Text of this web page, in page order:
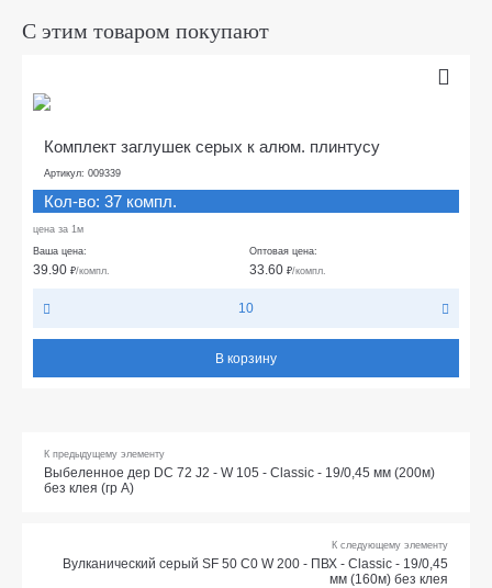
С этим товаром покупают
Комплект заглушек серых к алюм. плинтусу
Артикул: 009339
Кол-во: 37 компл.
цена за 1м
Ваша цена:
39.90 ₽/компл.
Оптовая цена:
33.60 ₽/компл.
10
В корзину
К предыдущему элементу
Выбеленное дер DC 72 J2 - W 105 - Classic - 19/0,45 мм (200м)
без клея (гр А)
К следующему элементу
Вулканический серый SF 50 С0 W 200 - ПВХ - Classic - 19/0,45
мм (160м) без клея